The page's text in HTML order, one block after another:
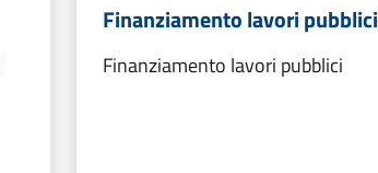
Finanziamento lavori pubblici
Finanziamento lavori pubblici